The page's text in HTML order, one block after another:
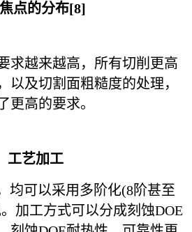
点的分布[8]
求越来越高，所有切削更高
以及切割面粗糙度的处理，
更高的要求。
工艺加工
均可以采用多阶化(8阶甚至
加工方式可以分成刻蚀DOE